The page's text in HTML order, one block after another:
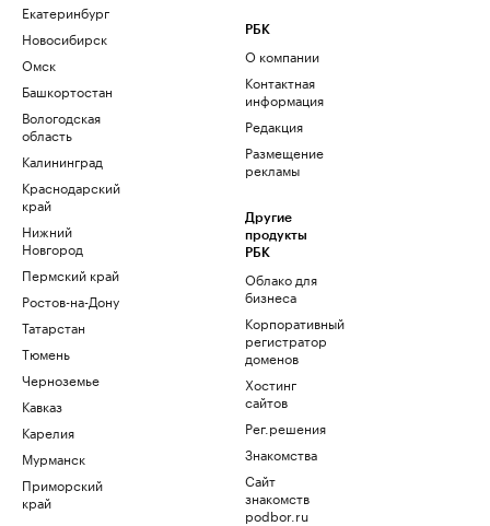
Екатеринбург
Новосибирск
Омск
Башкортостан
Вологодская
область
Калининград
Краснодарский
край
Нижний
Новгород
Пермский край
Ростов-на-Дону
Татарстан
Тюмень
Черноземье
Кавказ
Карелия
Мурманск
Приморский
край
РБК
О компании
Контактная
информация
Редакция
Размещение
рекламы
Другие
продукты
РБК
Облако для
бизнеса
Корпоративный
регистратор
доменов
Хостинг
сайтов
Рег.решения
Знакомства
Сайт
знакомств
podbor.ru